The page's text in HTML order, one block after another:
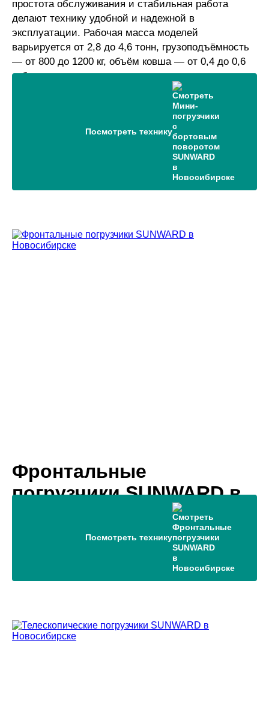
простота обслуживания и стабильная работа
делают технику удобной и надежной в
эксплуатации. Рабочая масса моделей
варьируется от 2,8 до 4,6 тонн, грузоподъёмность
— от 800 до 1200 кг, объём ковша — от 0,4 до 0,6
кубометра.
Эти характеристики позволяют эффективно
решать широкий спектр задач — от коммунального
обслуживания до строительных и складских работ.
Посмотреть технику
Фронтальные
погрузчики SUNWARD в
Посмотреть технику